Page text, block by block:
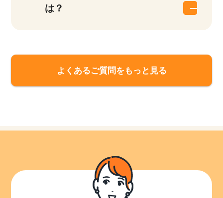
は？
よくあるご質問をもっと見る